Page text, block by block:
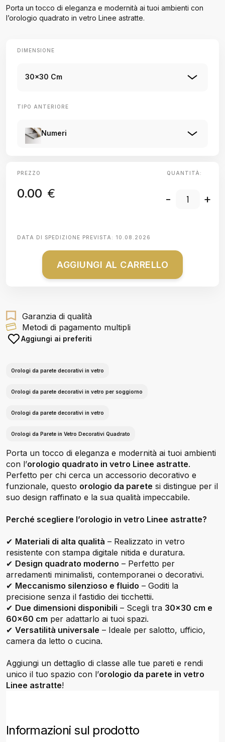
Porta un tocco di eleganza e modernità ai tuoi ambienti con
l’orologio quadrato in vetro Linee astratte.
DIMENSIONE
30x30 Cm
TIPO ANTERIORE
Numeri
PREZZO
0.00 €
QUANTITÀ:
- +
DATA DI SPEDIZIONE PREVISTA: 10.08.2026
AGGIUNGI AL CARRELLO
Garanzia di qualità
Metodi di pagamento multipli
Aggiungi ai preferiti
Orologi da parete decorativi in vetro
Orologi da parete decorativi in vetro per soggiorno
Orologi da parete decorativi in vetro
Orologi da Parete in Vetro Decorativi Quadrato
Porta un tocco di eleganza e modernità ai tuoi ambienti
con l’orologio quadrato in vetro Linee astratte.
Perfetto per chi cerca un accessorio decorativo e
funzionale, questo orologio da parete si distingue per il
suo design raffinato e la sua qualità impeccabile.
Perché scegliere l’orologio in vetro Linee astratte?
✔ Materiali di alta qualità – Realizzato in vetro
resistente con stampa digitale nitida e duratura.
✔ Design quadrato moderno – Perfetto per
arredamenti minimalisti, contemporanei o decorativi.
✔ Meccanismo silenzioso e fluido – Goditi la
precisione senza il fastidio dei ticchettii.
✔ Due dimensioni disponibili – Scegli tra 30x30 cm e
60x60 cm per adattarlo ai tuoi spazi.
✔ Versatilità universale – Ideale per salotto, ufficio,
camera da letto o cucina.
Aggiungi un dettaglio di classe alle tue pareti e rendi
unico il tuo spazio con l’orologio da parete in vetro
Linee astratte!
Informazioni sul prodotto